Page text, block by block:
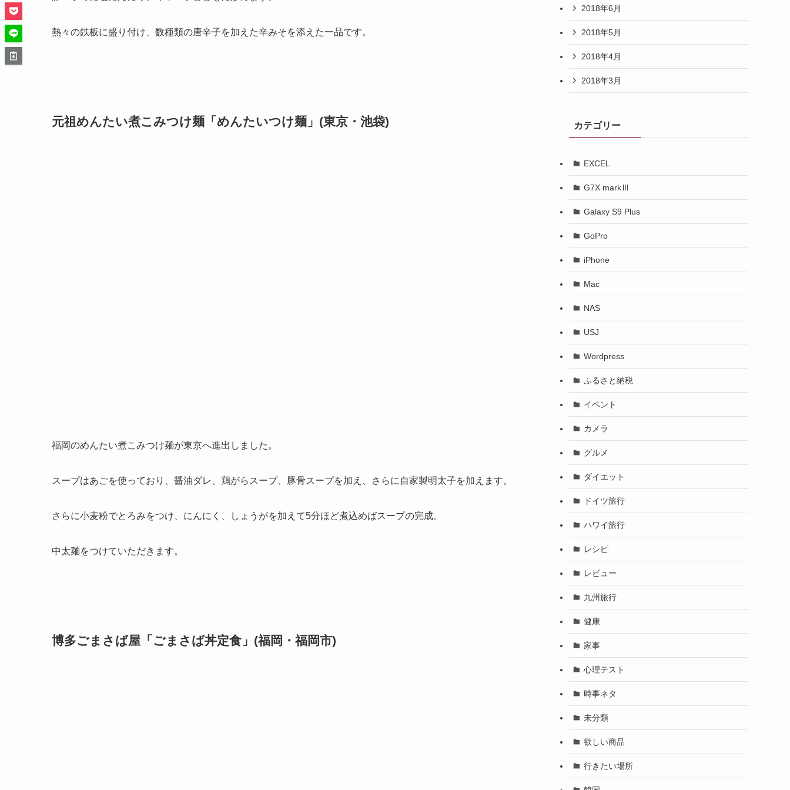
熱々の鉄板に盛り付け、数種類の唐辛子を加えた辛みそを添えた一品です。
元祖めんたい煮こみつけ麺「めんたいつけ麺」(東京・池袋)
福岡のめんたい煮こみつけ麺が東京へ進出しました。
スープはあごを使っており、醤油ダレ、鶏がらスープ、豚骨スープを加え、さらに自家製明太子を加えます。
さらに小麦粉でとろみをつけ、にんにく、しょうがを加えて5分ほど煮込めばスープの完成。
中太麺をつけていただきます。
博多ごまさば屋「ごまさば丼定食」(福岡・福岡市)
2018年6月
2018年5月
2018年4月
2018年3月
カテゴリー
EXCEL
G7X markⅢ
Galaxy S9 Plus
GoPro
iPhone
Mac
NAS
USJ
Wordpress
ふるさと納税
イベント
カメラ
グルメ
ダイエット
ドイツ旅行
ハワイ旅行
レシピ
レビュー
九州旅行
健康
家事
心理テスト
時事ネタ
未分類
欲しい商品
行きたい場所